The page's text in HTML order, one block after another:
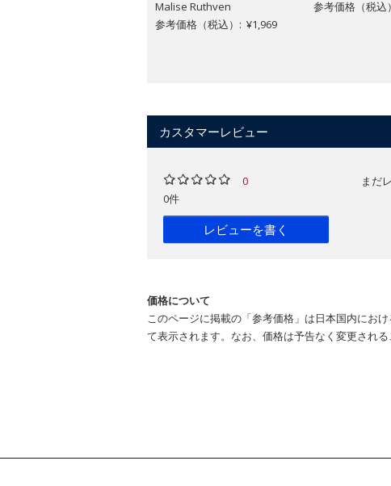
Malise Ruthven
参考価格（税込）: ¥1,969
参考価格（税込
カスタマーレビュー
0
0件
レビューを書く
まだ
価格について
このページに掲載の「参考価格」は日本国内にお
て表示されます。なお、価格は予告なく変更され